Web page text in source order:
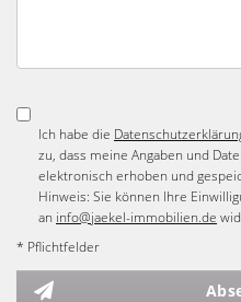
Ich habe die
zu, dass meine Angaben und
elektronisch erhoben und
Hinweis: Sie können Ihre
an info@jaekel-immobilien.de
* Pflichtfelder